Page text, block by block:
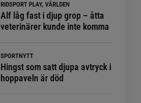
RIDSPORT PLAY, VÄRLDEN
Alf låg fast i djup grop – åtta
veterinärer kunde inte komma
SPORTNYTT
Hingst som satt djupa avtryck i
hoppaveln är död